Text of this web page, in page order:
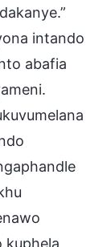
intando
abafia
kuphela